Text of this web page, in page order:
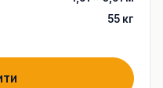
55 кг